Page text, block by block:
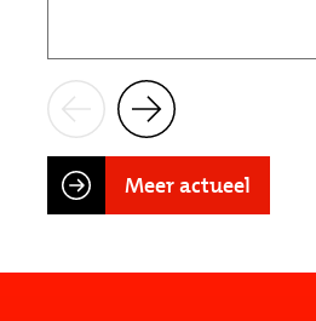
Meer actueel